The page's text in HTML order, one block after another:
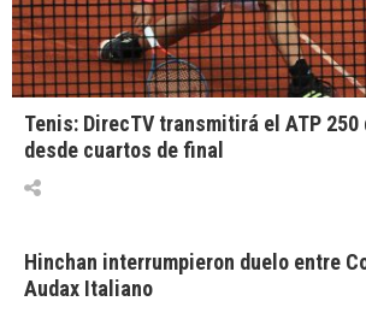
Tenis: DirecTV transmitirá el ATP 250
desde cuartos de final
Hinchan interrumpieron duelo entre
Audax Italiano